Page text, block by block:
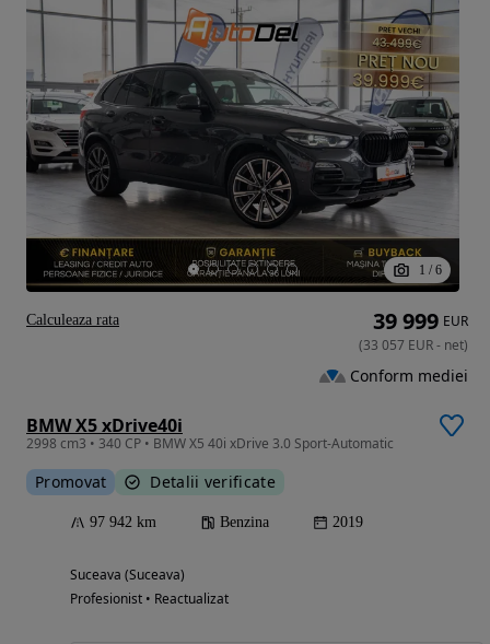
1 / 6
BMW X5 xDrive40i
2998 cm3 • 340 CP • BMW X5 40i xDrive 3.0 Sport-Automatic
Promovat Detalii verificate
97 942 km Benzina 2019
Suceava (Suceava)
Profesionist • Reactualizat
39 999 EUR
(33 057 EUR- net)
Conform mediei
Calculeaza rata